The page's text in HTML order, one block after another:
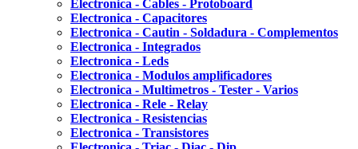
Electronica - Cables - Protoboard
Electronica - Capacitores
Electronica - Cautin - Soldadura - Complementos
Electronica - Integrados
Electronica - Leds
Electronica - Modulos amplificadores
Electronica - Multimetros - Tester - Varios
Electronica - Rele - Relay
Electronica - Resistencias
Electronica - Transistores